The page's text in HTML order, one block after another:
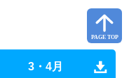
3・4月